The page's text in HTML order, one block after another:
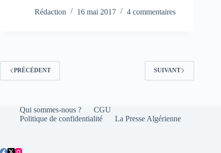
Rédaction
16 mai 2017 4 commentaires
PRÉCÉDENT SUIVANT
Qui sommes-nous ?
CGU
Politique de confidentialité
La Presse Algérienne